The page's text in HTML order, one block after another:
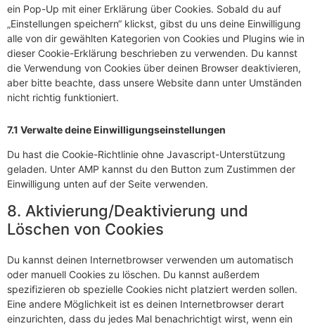
ein Pop-Up mit einer Erklärung über Cookies. Sobald du auf
„Einstellungen speichern“ klickst, gibst du uns deine Einwilligung
alle von dir gewählten Kategorien von Cookies und Plugins wie in
dieser Cookie-Erklärung beschrieben zu verwenden. Du kannst
die Verwendung von Cookies über deinen Browser deaktivieren,
aber bitte beachte, dass unsere Website dann unter Umständen
nicht richtig funktioniert.
7.1 Verwalte deine Einwilligungseinstellungen
Du hast die Cookie-Richtlinie ohne Javascript-Unterstützung
geladen. Unter AMP kannst du den Button zum Zustimmen der
Einwilligung unten auf der Seite verwenden.
8. Aktivierung/Deaktivierung und
Löschen von Cookies
Du kannst deinen Internetbrowser verwenden um automatisch
oder manuell Cookies zu löschen. Du kannst außerdem
spezifizieren ob spezielle Cookies nicht platziert werden sollen.
Eine andere Möglichkeit ist es deinen Internetbrowser derart
einzurichten, dass du jedes Mal benachrichtigt wirst, wenn ein